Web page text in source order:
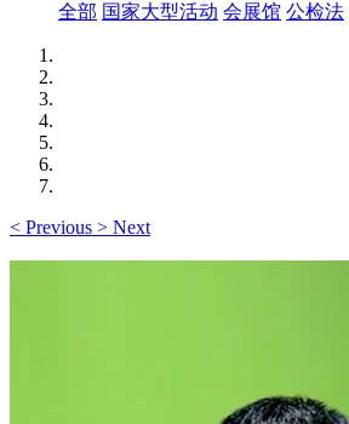
全部 国家大型活动 会展馆 公检法
< Previous > Next